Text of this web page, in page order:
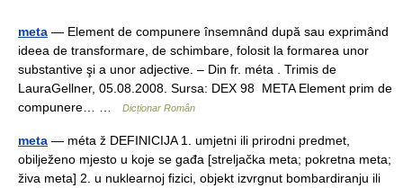
meta — Element de compunere însemnând după sau exprimând
ideea de transformare, de schimbare, folosit la formarea unor
substantive şi a unor adjective. – Din fr. méta . Trimis de
LauraGellner, 05.08.2008. Sursa: DEX 98 META Element prim de
compunere… …
Dicționar Român
meta — méta ž DEFINICIJA 1. umjetni ili prirodni predmet,
obilježeno mjesto u koje se gađa [streljačka meta; pokretna meta;
živa meta] 2. u nuklearnoj fizici, objekt izvrgnut bombardiranju ili